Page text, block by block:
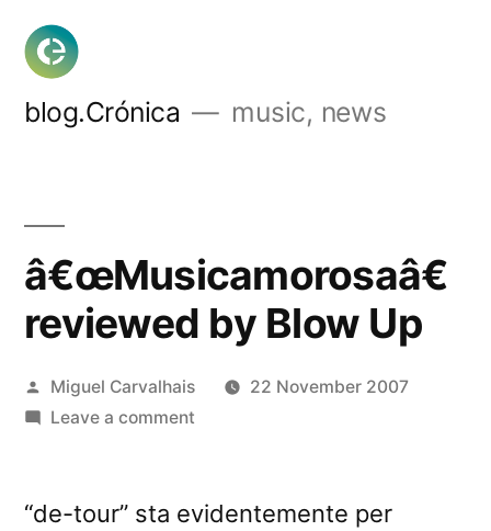
Skip
content
blog.Crónica music, news
â€œMusicamorosaâ€
reviewed by Blow Up
Posted
by
Miguel Carvalhais
22 November 2007
Leave a commenton
by
“de-tour” sta evidentemente per